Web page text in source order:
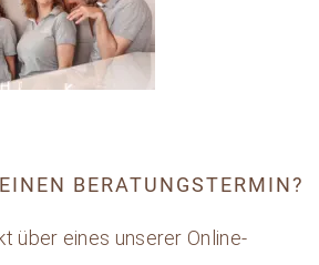
BERATUNGSTERMIN?
über eines unserer Online-